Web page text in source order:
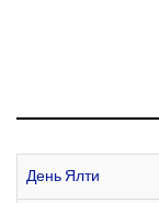
День Ялти